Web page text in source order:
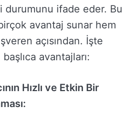
durumunu ifade eder. Bu
avantaj sunar hem
açısından. İşte
avantajları:
Hızlı ve Etkin Bir